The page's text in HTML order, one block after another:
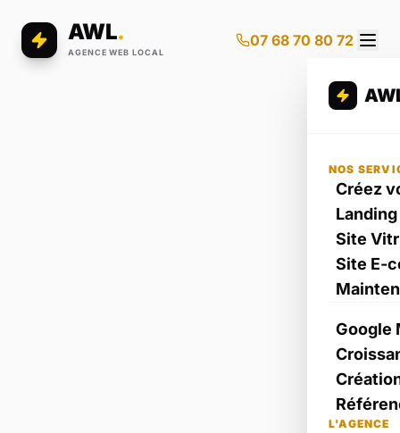
AWL.
AGENCE WEB LOCAL
07 68 70 80 72
NOS
Créez
Site
Site E-
Google
L'AGENCE